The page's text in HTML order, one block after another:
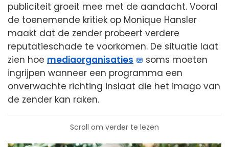
publiciteit groeit mee met de aandacht. Vooral
de toenemende kritiek op Monique Hansler
maakt dat de zender probeert verdere
reputatieschade te voorkomen. De situatie laat
zien hoe mediaorganisaties
soms moeten
ingrijpen wanneer een programma een
onverwachte richting inslaat die het imago van
de zender kan raken.
Scroll om verder te lezen